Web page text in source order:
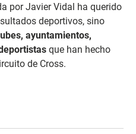
por Javier Vidal ha querido
deportivos, sino
ayuntamientos,
que han hecho
de Cross.